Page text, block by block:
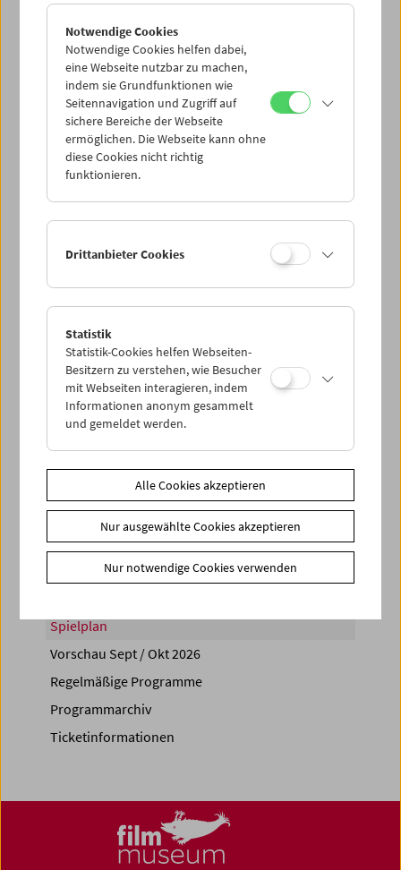
Di 3.8.
Mi 4.8.
Do 5.8.
Sa 7.8.
PROGRAMM ÜBERBLICK
Share on
Spielplan
Vorschau Sept / Okt 2026
Regelmäßige Programme
Programmarchiv
Ticketinformationen
Notwendige Cookies
Notwendige Cookies helfen dabei,
eine Webseite nutzbar zu machen,
indem sie Grundfunktionen wie
Seitennavigation und Zugriff auf
sichere Bereiche der Webseite
ermöglichen. Die Webseite kann ohne
diese Cookies nicht richtig
funktionieren.
Drittanbieter Cookies
Statistik
Statistik-Cookies helfen Webseiten-
Besitzern zu verstehen, wie Besucher
mit Webseiten interagieren, indem
Informationen anonym gesammelt
und gemeldet werden.
Alle Cookies akzeptieren
Nur ausgewählte Cookies akzeptieren
Nur notwendige Cookies verwenden